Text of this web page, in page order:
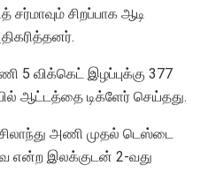
சர்மாவும் சிறப்பாக ஆடி
5 விக்கெட் இழப்புக்கு 377
ஆட்டத்தை டிக்ளேர் செய்தது.
அணி முதல் டெஸ்டை
என்ற இலக்குடன் 2-வது